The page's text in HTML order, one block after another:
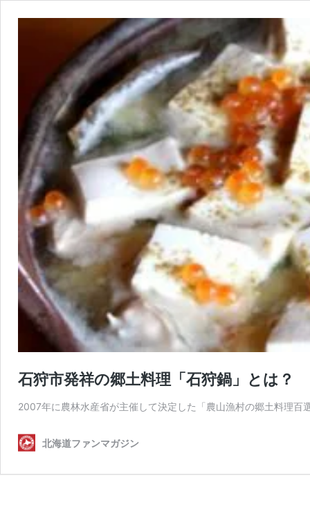
石狩市発祥の郷土料理「石狩鍋」とは？
2007年に農林水産省が主催して決定した「農山漁村の郷土料理
北海道ファンマガジン